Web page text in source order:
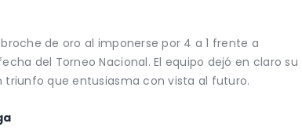
de oro al imponerse por 4 a 1 frente a
del Torneo Nacional. El equipo dejó en claro su
que entusiasma con vista al futuro.